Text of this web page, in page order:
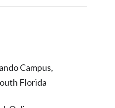
Campus,
Florida